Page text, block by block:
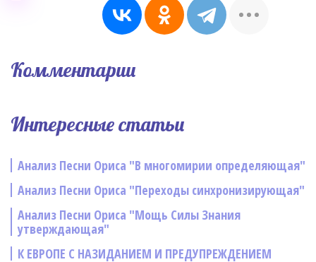
Комментарии
Интересные статьи
Анализ Песни Ориса "В многомирии определяющая"
Анализ Песни Ориса "Переходы синхронизирующая"
Анализ Песни Ориса "Мощь Силы Знания
утверждающая"
К ЕВРОПЕ С НАЗИДАНИЕМ И ПРЕДУПРЕЖДЕНИЕМ